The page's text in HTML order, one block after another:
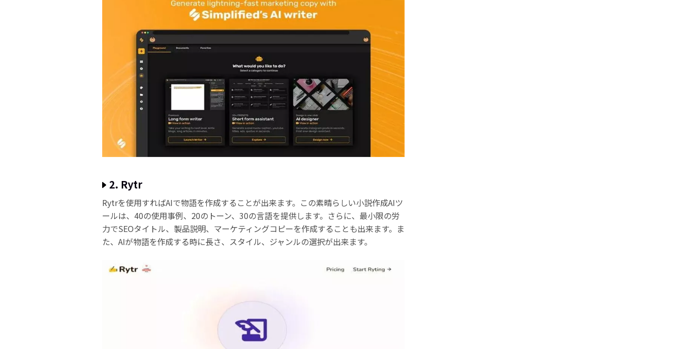
2. Rytr
Rytrを使用すればAIで物語を作成することが出来ます。この素晴らしい小説作成AIツ
ールは、40の使用事例、20のトーン、30の言語を提供します。さらに、最小限の労
力でSEOタイトル、製品説明、マーケティングコピーを作成することも出来ます。ま
た、AIが物語を作成する時に長さ、スタイル、ジャンルの選択が出来ます。